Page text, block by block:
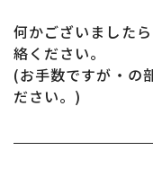
何かございました
絡ください。
(お手数ですが・の
ださい。)